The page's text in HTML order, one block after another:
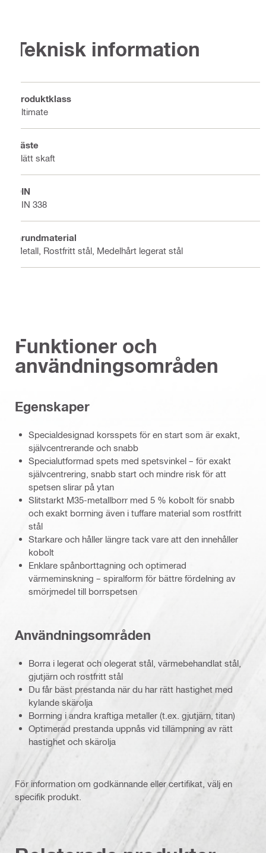
Teknisk information
Produktklass
Ultimate
Fäste
Slätt skaft
DIN
DIN 338
Grundmaterial
Metall, Rostfritt stål, Medelhårt legerat stål
Funktioner och
användningsområden
Egenskaper
Specialdesignad korsspets för en start som är exakt,
självcentrerande och snabb
Specialutformad spets med spetsvinkel – för exakt
självcentrering, snabb start och mindre risk för att
spetsen slirar på ytan
Slitstarkt M35-metallborr med 5 % kobolt för snabb
och exakt borrning även i tuffare material som rostfritt
stål
Starkare och håller längre tack vare att den innehåller
kobolt
Enklare spånborttagning och optimerad
värmeminskning – spiralform för bättre fördelning av
smörjmedel till borrspetsen
Användningsområden
Borra i legerat och olegerat stål, värmebehandlat stål,
gjutjärn och rostfritt stål
Du får bäst prestanda när du har rätt hastighet med
kylande skärolja
Borrning i andra kraftiga metaller (t.ex. gjutjärn, titan)
Optimerad prestanda uppnås vid tillämpning av rätt
hastighet och skärolja
För information om godkännande eller certifikat, välj en
specifik produkt.